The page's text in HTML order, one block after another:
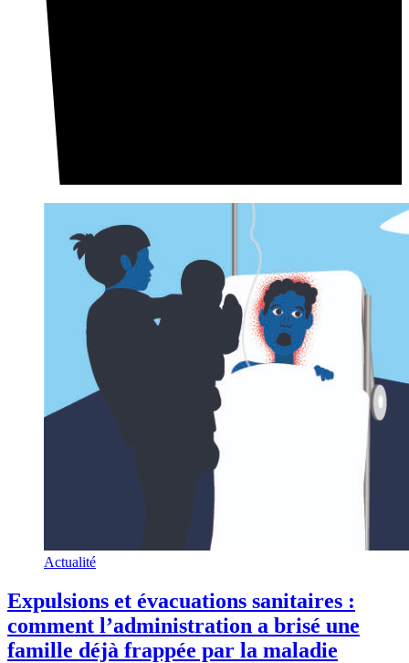
Actualité
Expulsions et évacuations sanitaires :
comment l’administration a brisé une
famille déjà frappée par la maladie